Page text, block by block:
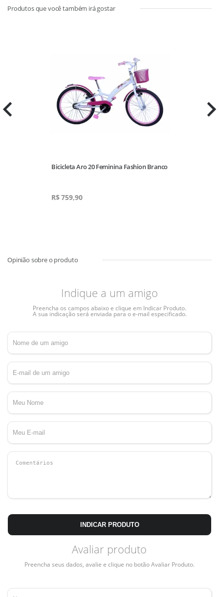
Bicicleta Aro 20 Feminina Fashion Branco
R$759,90
Indique a um amigo
Preencha os campos abaixo e clique em Indicar Produto.
A sua indicação será enviada para o e-mail especificado.
INDICAR PRODUTO
Avaliar produto
Preencha seus dados, avalie e clique no botão Avaliar Produto.